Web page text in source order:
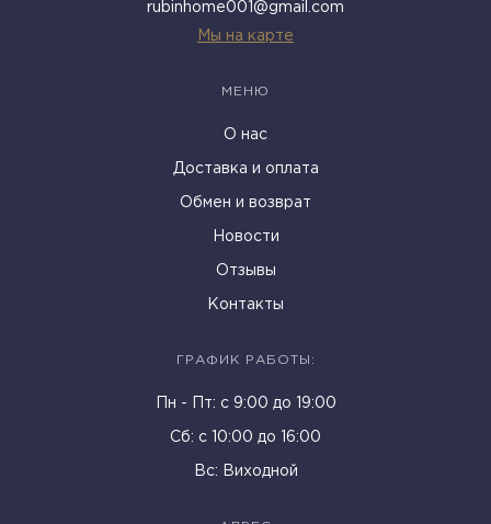
rubinhome001@gmail.com
Мы на карте
МЕНЮ
О нас
Доставка и оплата
Обмен и возврат
Новости
Отзывы
Контакты
ГРАФИК РАБОТЫ:
Пн - Пт: c 9:00 до 19:00
Cб: с 10:00 до 16:00
Вс: Виходной